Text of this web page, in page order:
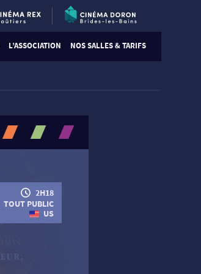
L’ASSOCIATION NOS SALLES & TARIFS
2H18
TOUT PUBLIC
US